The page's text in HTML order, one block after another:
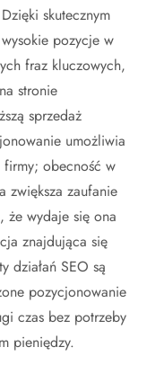
skutecznym
pozycje w
fraz kluczowych,
stronie
sprzedaż
umożliwia
obecność w
zwiększa zaufanie
że wydaje się ona
znajdująca się
działań SEO są
pozycjonowanie
czas bez potrzeby
pieniędzy.